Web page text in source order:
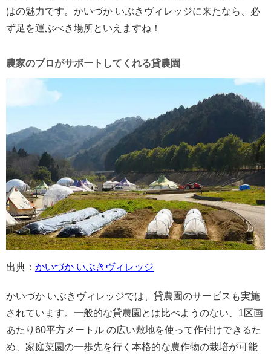
はの魅力です。かいづか いぶきヴィレッジに来たなら、必
ず足を運ぶべき場所といえますね！
農家のプロがサポートしてくれる貸農園
出典： かいづか いぶきヴィレッジ
かいづか いぶきヴィレッジでは、貸農園のサービスも実施
されています。一般的な貸農園とは比べようのない、1区画
あたり60平方メートル の広い敷地を使って作付けできるた
め、家庭菜園の一歩先を行く本格的な農作物の栽培が可能